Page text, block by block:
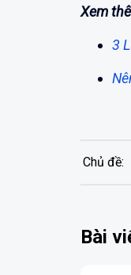
Xem
3
Chủ đề:
Bài